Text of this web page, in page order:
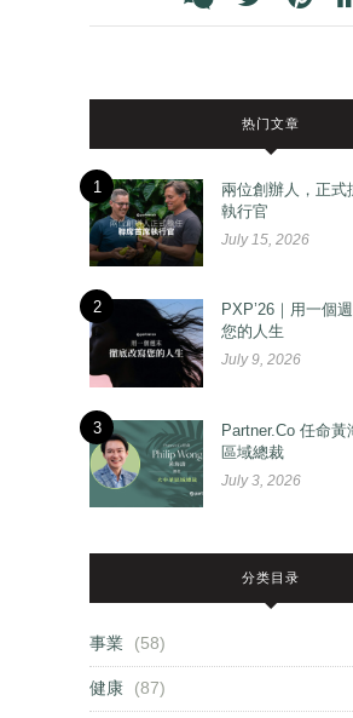
热门文章
1
兩位創辦人，正式
執行官
July 15, 2026
2
PXP’26｜用一個
您的人生
July 9, 2026
3
Partner.Co 任命
區域總裁
July 3, 2026
分类目录
事業 (58)
健康 (87)